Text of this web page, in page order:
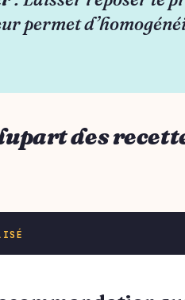
permet
des